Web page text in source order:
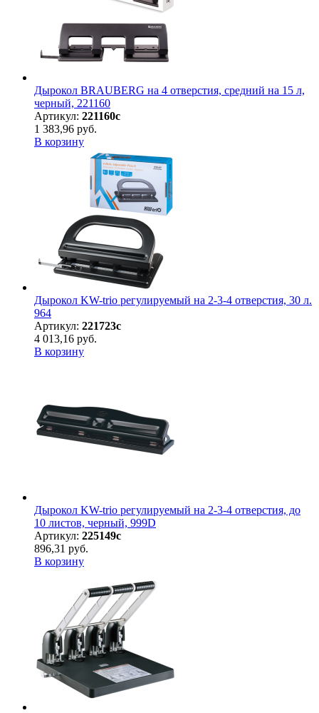
Дырокол BRAUBERG на 4 отверстия, средний на 15 л,
черный, 221160
Артикул: 221160с
1 383,96 руб.
В корзину
Дырокол KW-trio регулируемый на 2-3-4 отверстия, 30 л.
964
Артикул: 221723с
4 013,16 руб.
В корзину
Дырокол KW-trio регулируемый на 2-3-4 отверстия, до
10 листов, черный, 999D
Артикул: 225149с
896,31 руб.
В корзину